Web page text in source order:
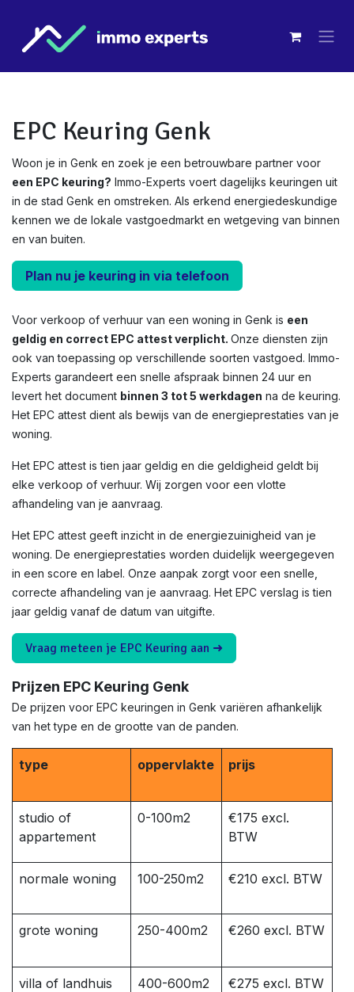
EPC Keuring Genk
Woon je in Genk en zoek je een betrouwbare partner voor
een EPC keuring? Immo-Experts voert dagelijks keuringen uit
in de stad Genk en omstreken. Als erkend energiedeskundige
kennen we de lokale vastgoedmarkt en wetgeving van binnen
en van buiten.
Plan nu je keuring in via telefoon
Voor verkoop of verhuur van een woning in Genk is een
geldig en correct EPC attest verplicht. Onze diensten zijn
ook van toepassing op verschillende soorten vastgoed. Immo-
Experts garandeert een snelle afspraak binnen 24 uur en
levert het document binnen 3 tot 5 werkdagen na de keuring.
Het EPC attest dient als bewijs van de energieprestaties van je
woning.
Het EPC attest is tien jaar geldig en die geldigheid geldt bij
elke verkoop of verhuur. Wij zorgen voor een vlotte
afhandeling van je aanvraag.
Het EPC attest geeft inzicht in de energiezuinigheid van je
woning. De energieprestaties worden duidelijk weergegeven
in een score en label. Onze aanpak zorgt voor een snelle,
correcte afhandeling van je aanvraag. Het EPC verslag is tien
jaar geldig vanaf de datum van uitgifte.
Vraag meteen je EPC Keuring aan ➜
Prijzen EPC Keuring Genk
De prijzen voor EPC keuringen in Genk variëren afhankelijk
van het type en de grootte van de panden.
type oppervlakte prijs
studio of
appartement
0-100m2
€175 excl.
BTW
normale woning 100-250m2 €210 excl. BTW
grote woning 250-400m2 €260 excl. BTW
villa of landhuis 400-600m2 €275 excl. BTW